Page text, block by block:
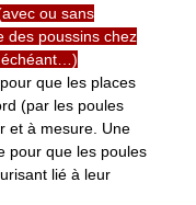
ou sans
des poussins chez
échéant…)
que les places
(par les poules
et à mesure. Une
pour que les poules
lié à leur